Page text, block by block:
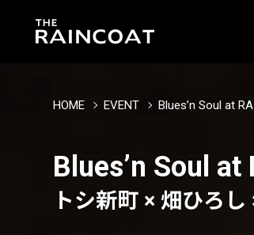
HOME EVENT Blues’n Soul at
Blues’n Soul at
トシ新町 × 畑ひろ